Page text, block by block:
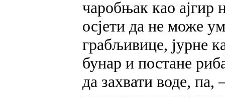
чаробњак као
осјети да не може
грабљивице, јурне
бунар и постане
да захвати воде,